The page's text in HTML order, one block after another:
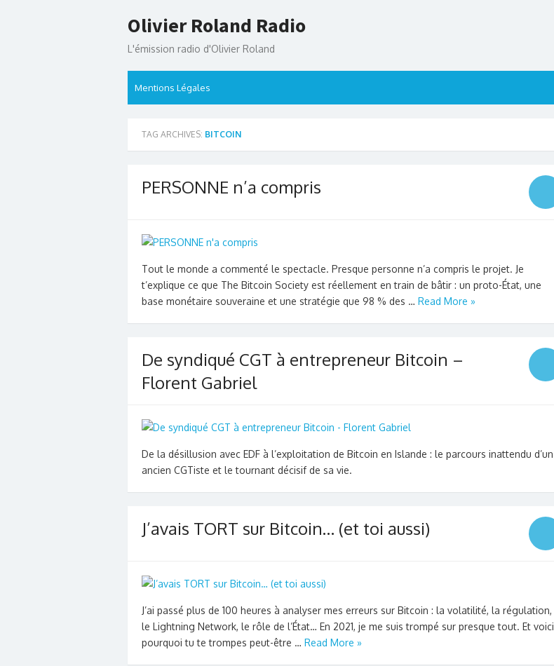
to
Olivier Roland Radio
L'émission radio d'Olivier Roland
Mentions Légales
TAG ARCHIVES: BITCOIN
PERSONNE n’a compris
Tout le monde a commenté le spectacle. Presque personne n’a compris le projet. Je
t’explique ce que The Bitcoin Society est réellement en train de bâtir : un proto-État, une
base monétaire souveraine et une stratégie que 98 % des … Read More »
De syndiqué CGT à entrepreneur Bitcoin –
Florent Gabriel
De la désillusion avec EDF à l’exploitation de Bitcoin en Islande : le parcours inattendu d’un
ancien CGTiste et le tournant décisif de sa vie.
J’avais TORT sur Bitcoin… (et toi aussi)
J’ai passé plus de 100 heures à analyser mes erreurs sur Bitcoin : la volatilité, la régulation,
le Lightning Network, le rôle de l’État… En 2021, je me suis trompé sur presque tout. Et voici
pourquoi tu te trompes peut-être … Read More »